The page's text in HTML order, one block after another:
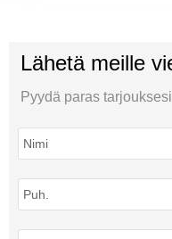
Lähetä meille
Pyydä paras